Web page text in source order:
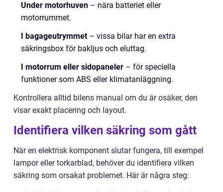
Under motorhuven – nära batteriet eller
motorrummet.
I bagageutrymmet– vissa bilar har en extra
säkringsbox för bakljus och eluttag.
I motorrum eller sidopaneler – för speciella
funktioner som ABS eller klimatanläggning.
Kontrollera alltid bilens manual om du är osäker, den
visar exakt placering och layout.
Identifiera vilken säkring som gått
När en elektrisk komponent slutar fungera, till exempel
lampor eller torkarblad, behöver du identifiera vilken
säkring som orsakat problemet. Här är några steg: